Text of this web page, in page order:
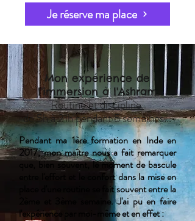
Je réserve ma place
Mon expérience de
l'immersion à l'Ashram
Routine et discipline
de 5h à 21h pendant 5 semaines...
Pendant ma 1ère formation en Inde en
2017, mon maître nous a fait remarquer
que, bien souvent, le moment de bascule
entre l'effort et le confort dans la mise en
place d'une routine se fait souvent entre la
2ème et 3ème semaine.J'ai pu en faire
l'expérience par moi-même et en effet :